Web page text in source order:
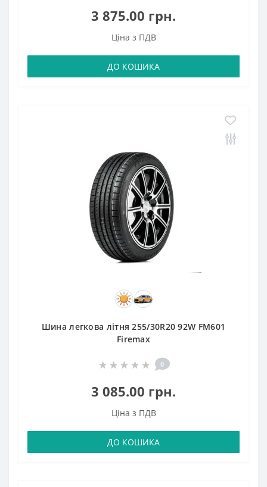
3 875.00 грн.
Ціна з ПДВ
ДО КОШИКА
Шина легкова літня 255/30R20 92W FM601
Firemax
0
3 085.00 грн.
Ціна з ПДВ
ДО КОШИКА